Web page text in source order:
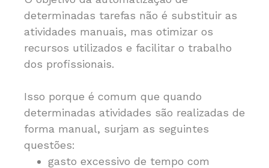
determinadas tarefas não é substituir as
atividades manuais, mas otimizar os
recursos utilizados e facilitar o trabalho
dos profissionais.
Isso porque é comum que quando
determinadas atividades são realizadas de
forma manual, surjam as seguintes
questões:
gasto excessivo de tempo com